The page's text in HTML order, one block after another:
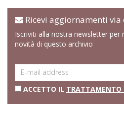
Ricevi aggiornamenti via
Iscriviti alla nostra newsletter per
novità di questo archivio
ACCETTO IL TRATTAMENTO